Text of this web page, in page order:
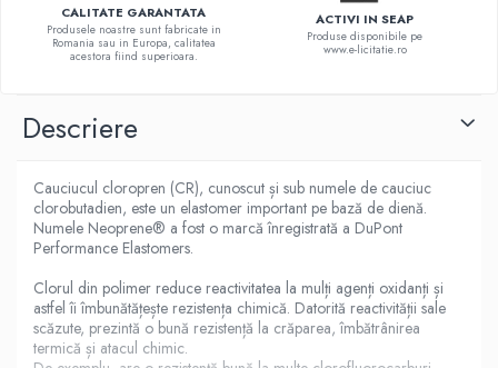
CALITATE GARANTATA
Produsele noastre sunt fabricate in
Romania sau in Europa, calitatea
acestora fiind superioara.
ACTIVI IN SEAP
Produse disponibile pe
www.e-licitatie.ro
Descriere
Cauciucul cloropren (CR), cunoscut și sub numele de cauciuc
clorobutadien, este un elastomer important pe bază de dienă.
Numele Neoprene® a fost o marcă înregistrată a DuPont
Performance Elastomers.
Clorul din polimer reduce reactivitatea la mulți agenți oxidanți și
astfel îi îmbunătățește rezistența chimică. Datorită reactivității sale
scăzute, prezintă o bună rezistență la crăparea, îmbătrânirea
termică și atacul chimic.